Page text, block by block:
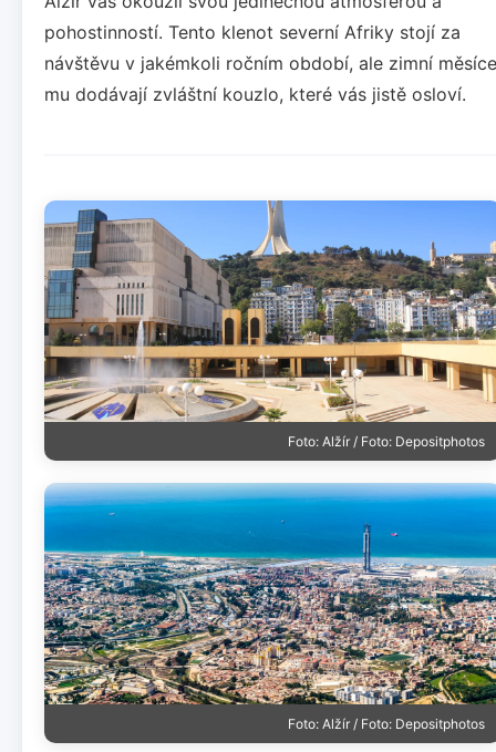
pohostinností. Tento klenot severní Afriky stojí za
návštěvu v jakémkoli ročním období, ale zimní měsíce
mu dodávají zvláštní kouzlo, které vás jistě osloví.
Foto: Alžír / Foto: Depositphotos
Foto: Alžír / Foto: Depositphotos